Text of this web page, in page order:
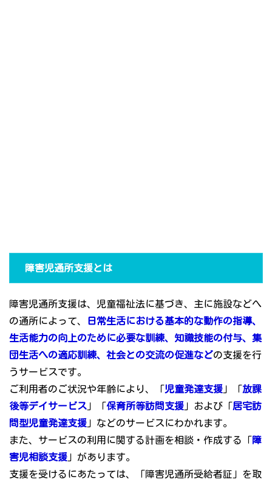
障害児通所支援とは
障害児通所支援は、児童福祉法に基づき、主に施設などへ
の通所によって、
日常生活における基本的な動作の指導、
生活能力の向上のために必要な訓練、知識技能の付与、集
団生活への適応訓練、社会との交流の促進などの支援を行
うサービスです。
ご利用者のご状況や年齢により、「児童発達支援 」「放課
後等デイサービス 」「保育所等訪問支援 」および「居宅訪
問型児童発達支援 」などのサービスにわかれます。
また、サービスの利用に関する計画を相談・作成する「障
害児相談支援 」があります。
支援を受けるにあたっては、「障害児通所受給者証」を取